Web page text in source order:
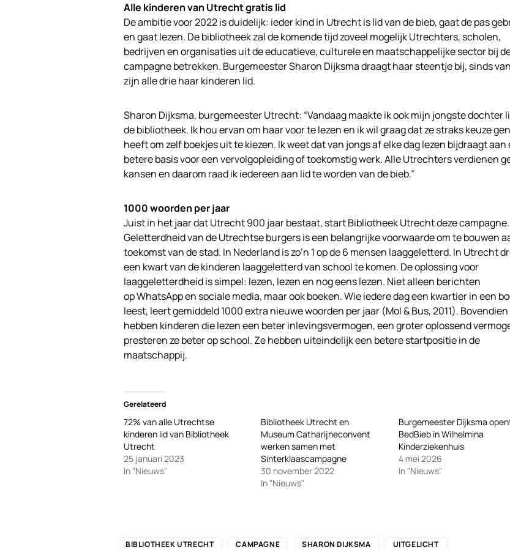
Alle kinderen van Utrecht gratis lid
De ambitie voor 2022 is duidelijk: ieder kind in Utrecht is lid van de bieb, gaat de pas
en gaat lezen. De bibliotheek zal de komende tijd zoveel mogelijk Utrechters, scholen,
bedrijven en organisaties uit de educatieve, culturele en maatschappelijke sector bij
campagne betrekken. Burgemeester Sharon Dijksma draagt haar steentje bij, sinds
zijn alle drie haar kinderen lid.
Sharon Dijksma, burgemeester Utrecht: “Vandaag maakte ik ook mijn jongste dochter
de bibliotheek. Ik hou ervan om haar voor te lezen en ik wil graag dat ze straks keuze
heeft om zelf boekjes uit te kiezen. Ik weet dat van jongs af elke dag lezen bijdraagt aan
betere basis voor een vervolgopleiding of toekomstig werk. Alle Utrechters verdienen
kansen en daarom raad ik iedereen aan lid te worden van de bieb.”
1000 woorden per jaar
Juist in het jaar dat Utrecht 900 jaar bestaat, start Bibliotheek Utrecht deze campagne.
Geletterdheid van de Utrechtse burgers is een belangrijke voorwaarde om te bouwen
toekomst van de stad. In Nederland is zo’n 1 op de 6 mensen laaggeletterd. In Utrecht
een kwart van de kinderen laaggeletterd van school te komen. De oplossing voor
laaggeletterdheid is simpel: lezen, lezen en nog eens lezen. Niet alleen berichten
op WhatsApp en sociale media, maar ook boeken. Wie iedere dag een kwartier in een
leest, leert gemiddeld 1000 extra nieuwe woorden per jaar (Mol & Bus, 2011). Bovendien
hebben kinderen die lezen een beter inlevingsvermogen, een groter oplossend
presteren ze beter op school. Ze hebben uiteindelijk een betere startpositie in de
maatschappij.
Gerelateerd
72% van alle Utrechtse
kinderen lid van Bibliotheek
Utrecht
25 januari 2023
In "Nieuws"
Bibliotheek Utrecht en
Museum Catharijneconvent
werken samen met
Sinterklaascampagne
30 november 2022
In "Nieuws"
Burgemeester Dijksma
BedBieb in Wilhelmina
Kinderziekenhuis
4 mei 2026
In "Nieuws"
BIBLIOTHEEK UTRECHT CAMPAGNE SHARON DIJKSMA UITGELICHT